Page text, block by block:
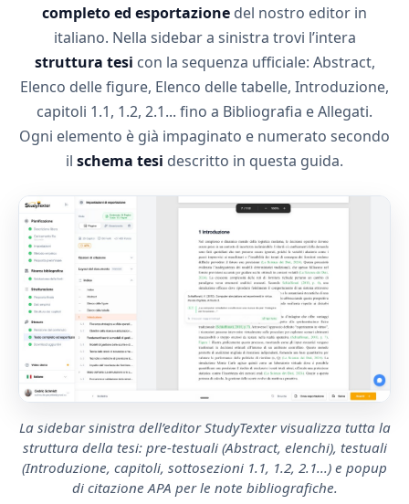
completo ed esportazione del nostro editor in
italiano. Nella sidebar a sinistra trovi l’intera
struttura tesi con la sequenza ufficiale: Abstract,
Elenco delle figure, Elenco delle tabelle, Introduzione,
capitoli 1.1, 1.2, 2.1... fino a Bibliografia e Allegati.
Ogni elemento è già impaginato e numerato secondo
il schema tesi descritto in questa guida.
La sidebar sinistra dell’editor StudyTexter visualizza tutta la
struttura della tesi: pre-testuali (Abstract, elenchi), testuali
(Introduzione, capitoli, sottosezioni 1.1, 1.2, 2.1...) e popup
di citazione APA per le note bibliografiche.